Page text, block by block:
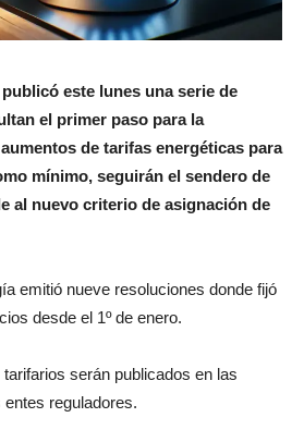
este lunes una serie de
el primer paso para la
de tarifas energéticas para
mínimo, seguirán el sendero de
al nuevo criterio de asignación de
emitió nueve resoluciones donde fijó
desde el 1º de enero.
serán publicados en las
reguladores.